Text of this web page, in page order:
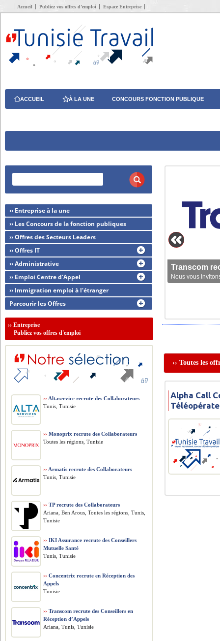
Accueil Publiez vos offres d’emploi Espace Entreprise
ACCUEIL À LA UNE CONCOURS FONCTION PUBLIQUE
Transcom
Nous vous
›› Toutes les
Alpha Call
›› Entreprise à la une
›› Les Concours de la fonction publiques
›› Offres des Secteurs Leaders
›› Offres IT
›› Administrative
›› Emploi Centre d'Appel
›› Immigration emploi à l'étranger
Parcourir les Offres
››Entreprise
Publiez vos offres d'emploi
›› Altaservice recrute des Collaborateurs
Tunis, Tunisie
›› Monoprix recrute des Collaborateurs
Toutes les régions, Tunisie
›› Armatis recrute des Collaborateurs
Tunis, Tunisie
›› TP recrute des Collaborateurs
Ariana, Ben Arous, Toutes les régions, Tunis,
Tunisie
›› IKI Assurance recrute des Conseillers
Mutuelle Santé
Tunis, Tunisie
›› Concentrix recrute en Réception des
Appels
Tunisie
›› Transcom recrute des Conseillers en
Réception d’Appels
Ariana, Tunis, Tunisie